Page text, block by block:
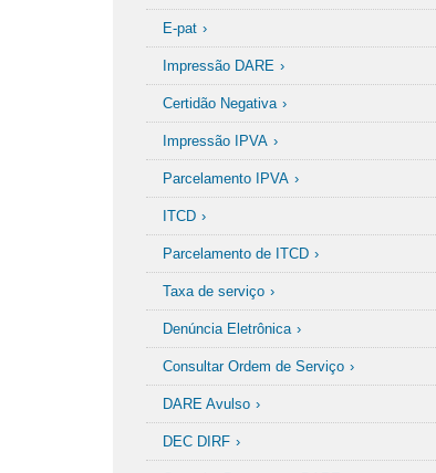
E-pat
Impressão DARE
Certidão Negativa
Impressão IPVA
Parcelamento IPVA
ITCD
Parcelamento de ITCD
Taxa de serviço
Denúncia Eletrônica
Consultar Ordem de Serviço
DARE Avulso
DEC DIRF